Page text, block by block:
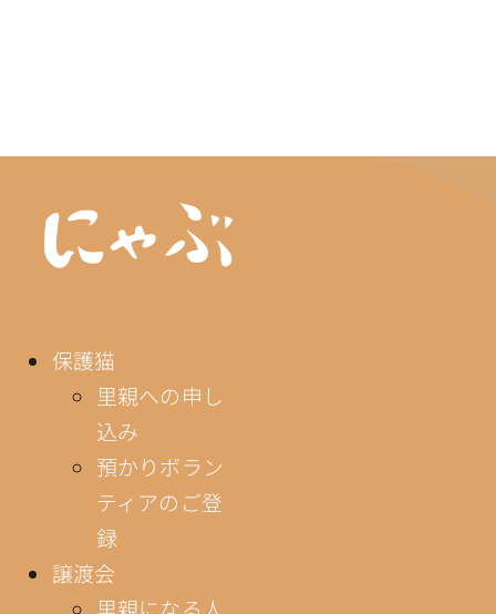
保護猫
里親への申し
込み
預かりボラン
ティアのご登
録
譲渡会